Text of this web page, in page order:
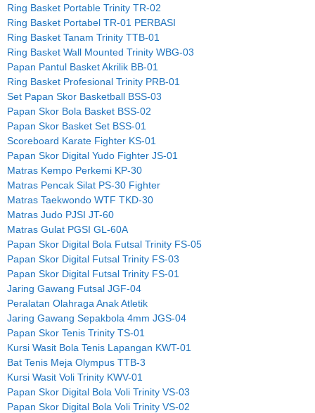
Ring Basket Portable Trinity TR-02
Ring Basket Portabel TR-01 PERBASI
Ring Basket Tanam Trinity TTB-01
Ring Basket Wall Mounted Trinity WBG-03
Papan Pantul Basket Akrilik BB-01
Ring Basket Profesional Trinity PRB-01
Set Papan Skor Basketball BSS-03
Papan Skor Bola Basket BSS-02
Papan Skor Basket Set BSS-01
Scoreboard Karate Fighter KS-01
Papan Skor Digital Yudo Fighter JS-01
Matras Kempo Perkemi KP-30
Matras Pencak Silat PS-30 Fighter
Matras Taekwondo WTF TKD-30
Matras Judo PJSI JT-60
Matras Gulat PGSI GL-60A
Papan Skor Digital Bola Futsal Trinity FS-05
Papan Skor Digital Futsal Trinity FS-03
Papan Skor Digital Futsal Trinity FS-01
Jaring Gawang Futsal JGF-04
Peralatan Olahraga Anak Atletik
Jaring Gawang Sepakbola 4mm JGS-04
Papan Skor Tenis Trinity TS-01
Kursi Wasit Bola Tenis Lapangan KWT-01
Bat Tenis Meja Olympus TTB-3
Kursi Wasit Voli Trinity KWV-01
Papan Skor Digital Bola Voli Trinity VS-03
Papan Skor Digital Bola Voli Trinity VS-02